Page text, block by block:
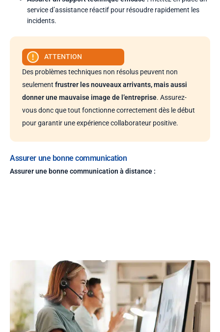
service d’assistance réactif pour résoudre rapidement les
incidents.
ATTENTION
Des problèmes techniques non résolus peuvent non
seulement frustrer les nouveaux arrivants, mais aussi
donner une mauvaise image de l’entreprise. Assurez-
vous donc que tout fonctionne correctement dès le début
pour garantir une expérience collaborateur positive.
Assurer une bonne communication
Assurer une bonne communication à distance :